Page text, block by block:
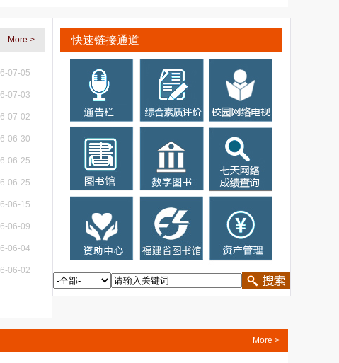
More >
07-05
07-03
07-02
06-30
06-25
06-25
06-15
06-09
06-04
06-02
快速链接通道
More >